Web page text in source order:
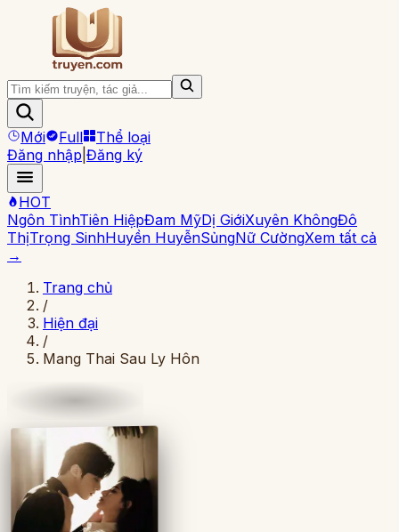
Mới Full
Thể loại
Đăng nhập Đăng ký
HOT
Ngôn TìnhTiên HiệpĐam MỹDị GiớiXuyên KhôngĐô
ThịTrọng SinhHuyền HuyễnSủngNữ CườngXem tất cả
→
Trang chủ
/
Hiện đại
/
Mang Thai Sau Ly Hôn